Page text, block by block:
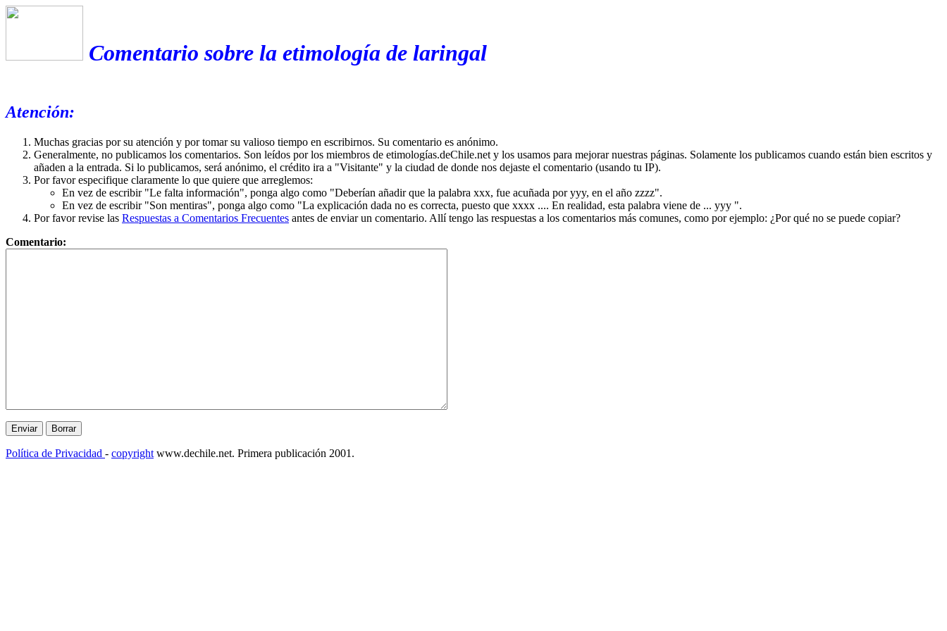
Comentario sobre la etimología de laringal
Atención:
Muchas gracias por su atención y por tomar su valioso tiempo en escribirnos. Su comentario es anónimo.
Generalmente, no publicamos los comentarios. Son leídos por los miembros de etimologías.deChile.net y los usamos para mejorar nuestras páginas. Solamente los publicamos cuando están bien escritos y
añaden a la entrada. Si lo publicamos, será anónimo, el crédito ira a "Visitante" y la ciudad de donde nos dejaste el comentario (usando tu IP).
Por favor especifique claramente lo que quiere que arreglemos:
En vez de escribir "Le falta información", ponga algo como "Deberían añadir que la palabra xxx, fue acuñada por yyy, en el año zzzz".
En vez de escribir "Son mentiras", ponga algo como "La explicación dada no es correcta, puesto que xxxx .... En realidad, esta palabra viene de ... yyy ".
Por favor revise las Respuestas a Comentarios Frecuentes antes de enviar un comentario. Allí tengo las respuestas a los comentarios más comunes, como por ejemplo: ¿Por qué no se puede copiar?
Comentario:
Política de Privacidad - copyright www.dechile.net. Primera publicación 2001.